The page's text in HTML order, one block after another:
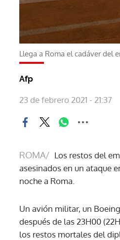
Llega a Roma el cadáver del
Afp
23 de febrero 2021 - 21:37
ROMA/ Los restos del
asesinados en un ataque
noche a Roma.
Un avión militar, un
después de las 23H00
los restos mortales del